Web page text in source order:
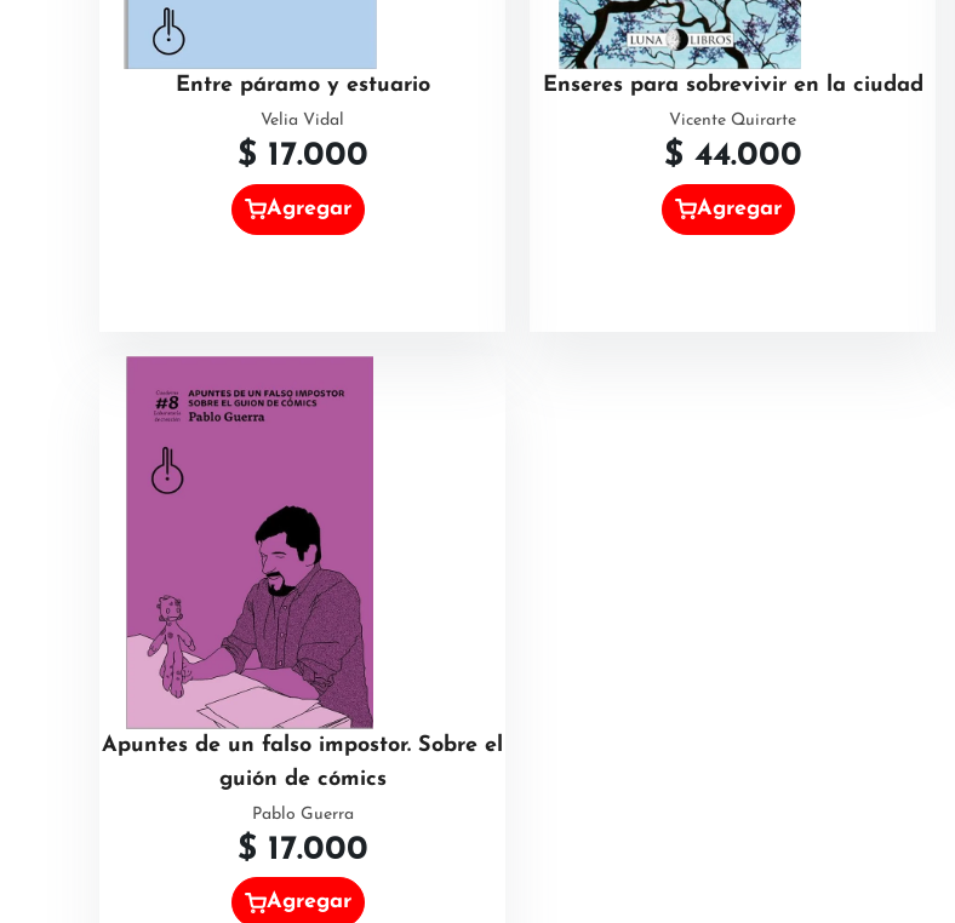
Entre páramo y estuario
Velia Vidal
$ 17.000
Agregar
Enseres para sobrevivir en la ciudad
Vicente Quirarte
$ 44.000
Agregar
Apuntes de un falso impostor. Sobre el
guión de cómics
Pablo Guerra
$ 17.000
Agregar